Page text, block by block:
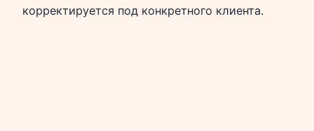
корректируется под конкретного клиента.